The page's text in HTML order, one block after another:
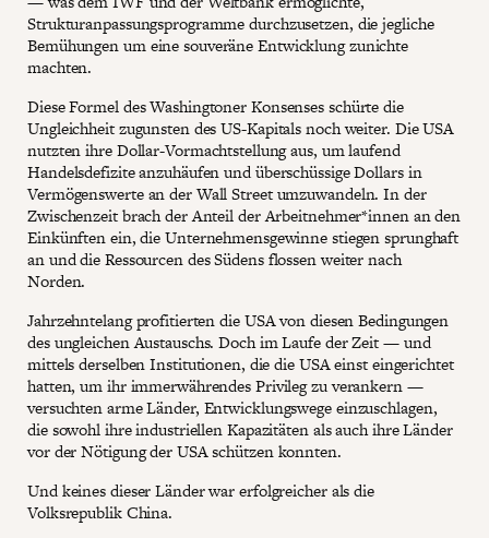
Strukturanpassungsprogramme durchzusetzen, die jegliche
Bemühungen um eine souveräne Entwicklung zunichte
machten.
Diese Formel des Washingtoner Konsenses schürte die
Ungleichheit zugunsten des US-Kapitals noch weiter. Die USA
nutzten ihre Dollar-Vormachtstellung aus, um laufend
Handelsdefizite anzuhäufen und überschüssige Dollars in
Vermögenswerte an der Wall Street umzuwandeln. In der
Zwischenzeit brach der Anteil der Arbeitnehmer*innen an den
Einkünften ein, die Unternehmensgewinne stiegen sprunghaft
an und die Ressourcen des Südens flossen weiter nach
Norden.
Jahrzehntelang profitierten die USA von diesen Bedingungen
des ungleichen Austauschs. Doch im Laufe der Zeit — und
mittels derselben Institutionen, die die USA einst eingerichtet
hatten, um ihr immerwährendes Privileg zu verankern —
versuchten arme Länder, Entwicklungswege einzuschlagen,
die sowohl ihre industriellen Kapazitäten als auch ihre Länder
vor der Nötigung der USA schützen konnten.
Und keines dieser Länder war erfolgreicher als die
Volksrepublik China.